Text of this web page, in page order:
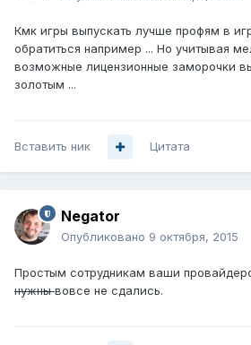
Кмк игры выпускать лучше профям в
обратиться например ... Но учитывая
возможные лицензионные заморочки
золотым ...
Вставить ник Цитата
Negator
Опубликовано 9 октября, 2015
Простым сотрудникам ваши
нужнывовсе не сдались.